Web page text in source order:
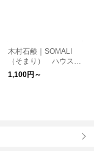
木村石鹸｜SOMALI
（そまり） ハウスケ
アシリーズ
1,100円～